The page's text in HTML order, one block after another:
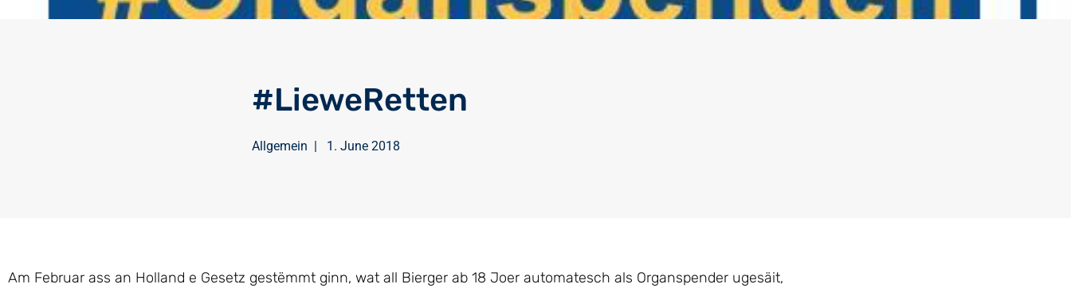
#LieweRetten
Allgemein | 1. June 2018
Am Februar ass an Holland e Gesetz gestëmmt ginn, wat all Bierger ab 18 Joer automatesch als Organspender ugesäit,